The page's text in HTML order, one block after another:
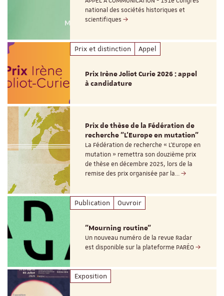
national des sociétés historiques et
scientifiques
Prix et distinction Appel
Prix Irène Joliot Curie 2026 : appel
à candidature
Prix de thèse de la Fédération de
recherche "L’Europe en mutation"
La Fédération de recherche « L’Europe en
mutation » remettra son douzième prix
de thèse en décembre 2025, lors de la
remise des prix organisée par la…
Publication Ouvroir
"Mourning routine"
Un nouveau numéro de la revue Radar
est disponible sur la plateforme PARÉO
Exposition